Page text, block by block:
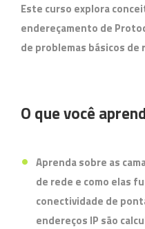
Este curso explora
endereçamento de
de problemas básicos de
O que você
Aprenda sobre as
de rede e como elas
conectividade de
endereços IP são